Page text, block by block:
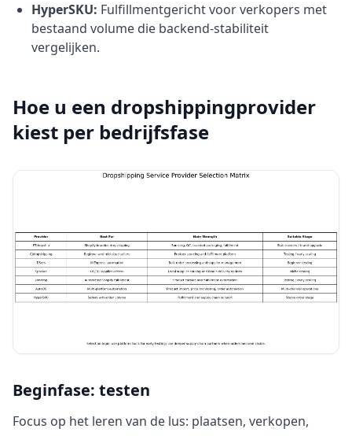
HyperSKU: Fulfillmentgericht voor verkopers met
bestaand volume die backend-stabiliteit
vergelijken.
Hoe u een dropshippingprovider
kiest per bedrijfsfase
Beginfase: testen
Focus op het leren van de lus: plaatsen, verkopen,